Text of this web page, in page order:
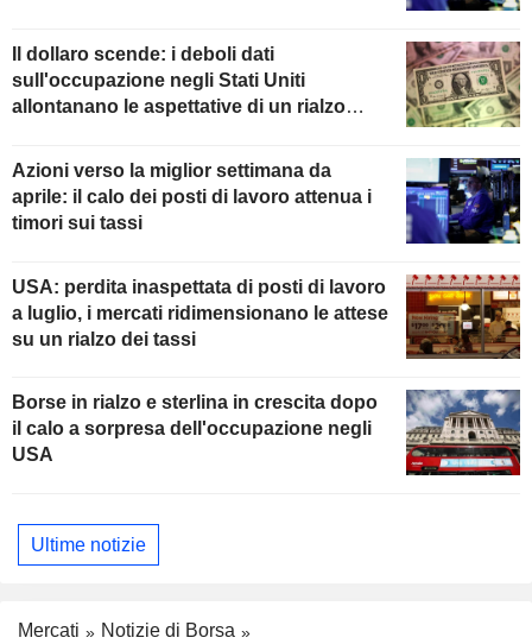
Il dollaro scende: i deboli dati
sull'occupazione negli Stati Uniti
allontanano le aspettative di un rialzo
Azioni verso la miglior settimana da
aprile: il calo dei posti di lavoro attenua i
timori sui tassi
USA: perdita inaspettata di posti di lavoro
a luglio, i mercati ridimensionano le attese
su un rialzo dei tassi
Borse in rialzo e sterlina in crescita dopo
il calo a sorpresa dell'occupazione negli
USA
Ultime notizie
Mercati
Notizie di Borsa